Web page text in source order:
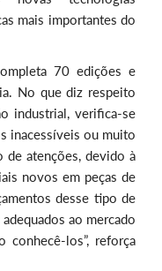
mais importantes do
70 edições e
No que diz respeito
industrial, verifica-se
inacessíveis ou muito
de atenções, devido à
novos em peças de
desse tipo de
ao mercado
conhecê-los”, reforça